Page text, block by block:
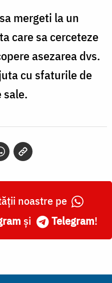
mergeti la un
care sa cerceteze
asezarea dvs.
cu sfaturile de
sale.
noastre pe
și Telegram!